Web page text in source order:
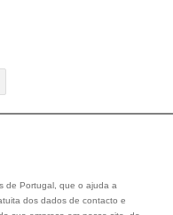
de Portugal, que o ajuda a
dos dados de contacto e